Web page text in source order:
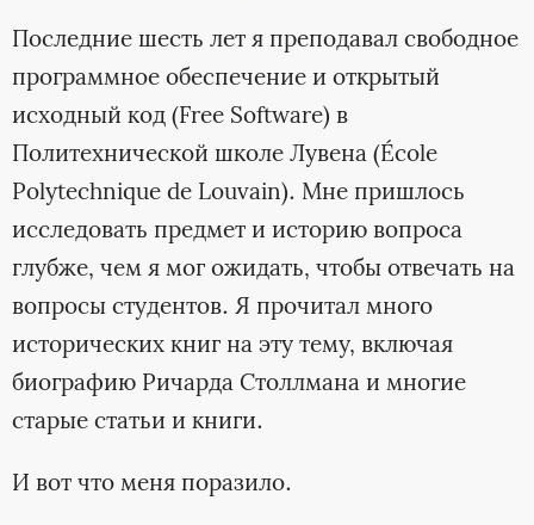
Последние шесть лет я преподавал свободное
программное обеспечение и открытый
исходный код (Free Software) в
Политехнической школе Лувена (École
Polytechnique de Louvain). Мне пришлось
исследовать предмет и историю вопроса
глубже, чем я мог ожидать, чтобы отвечать на
вопросы студентов. Я прочитал много
исторических книг на эту тему, включая
биографию Ричарда Столлмана и многие
старые статьи и книги.
И вот что меня поразило.